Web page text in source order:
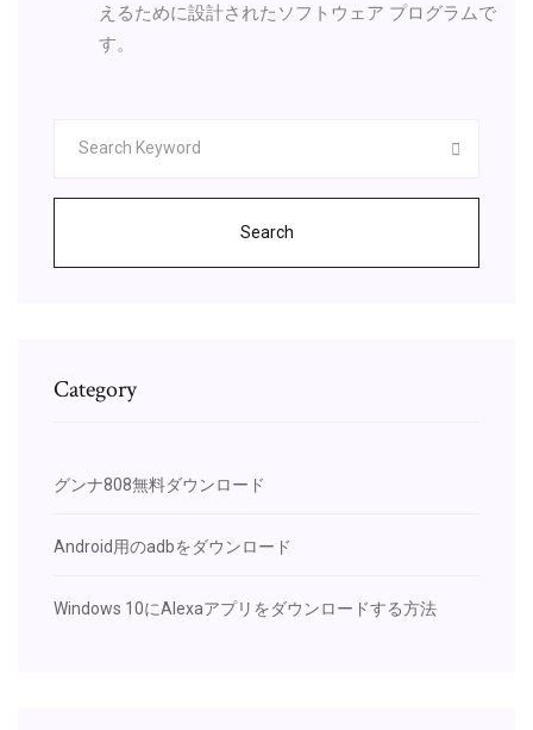
えるために設計されたソフトウェア プログラムで
す。
Search
Category
グンナ808無料ダウンロード
Android用のadbをダウンロード
Windows 10にAlexaアプリをダウンロードする方法